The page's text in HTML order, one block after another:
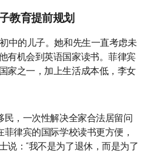
教育提前规划
中的儿子。她和先生一直考虑未
有机会到英语国家读书。菲律宾
家之一，加上生活成本低，李女
民，一次性解决全家合法居留问
律宾的国际学校读书更方便，
说：“我不是为了退休，而是为了